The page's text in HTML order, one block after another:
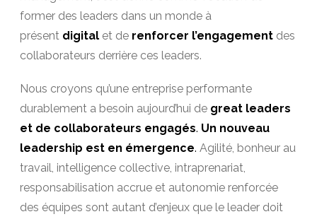
former des leaders dans un monde à
présent digital et de renforcer l’engagement des
collaborateurs derrière ces leaders.
Nous croyons qu’une entreprise performante
durablement a besoin aujourd’hui de great leaders
et de collaborateurs engagés. Un nouveau
leadership est en émergence. Agilité, bonheur au
travail, intelligence collective, intraprenariat,
responsabilisation accrue et autonomie renforcée
des équipes sont autant d’enjeux que le leader doit